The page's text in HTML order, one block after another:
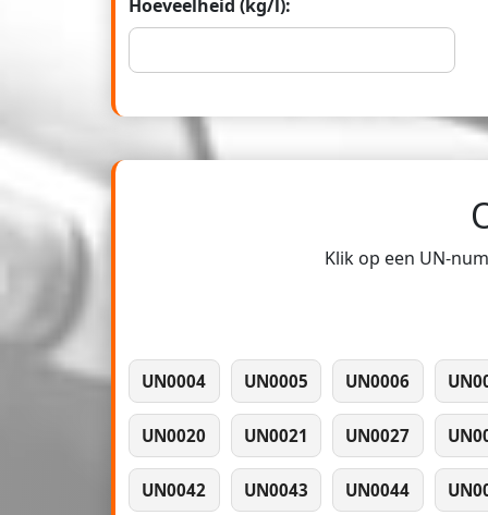
Hoeveelheid (kg/l):
Klik op een UN-
UN0004 UN0005 UN0006
UN0020 UN0021 UN0027
UN0042 UN0043 UN0044